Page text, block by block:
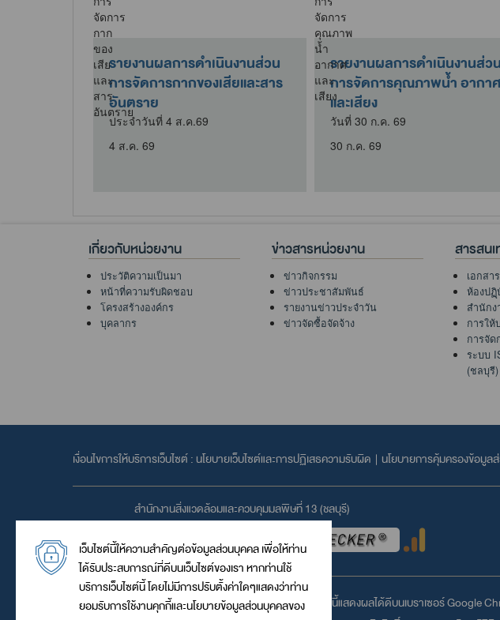
รายงานผลการดำเนินงานส่วน
การจัดการกากของเสียและสาร
อันตราย
ประจำวันที่ 4 ส.ค.69
4 ส.ค. 69
รายงานผลการดำเนินงานส่วน
การจัดการคุณภาพน้ำ อากาศ
และเสียง
วันที่ 30 ก.ค. 69
30 ก.ค. 69
เกี่ยวกับหน่วยงาน
ประวัติความเป็นมา
หน้าที่ความรับผิดชอบ
โครงสร้างองค์กร
บุคลากร
ข่าวสารหน่วยงาน
ข่าวกิจกรรม
ข่าวประชาสัมพันธ์
รายงานข่าวประจำวัน
ข่าวจัดซื้อจัดจ้าง
สารสน
เอกสา
ห้องปฏฺิ
สำนักง
การให้
การจัด
ระบบ
(ชลบุรี)
เงื่อนไขการให้บริการเว็บไซต์ : นโยบายเว็บไซต์และการปฏิเสธความรับผิด | นโยบายการคุ้มครองข้อมูล
สำนักงานสิ่งแวดล้อมและควบคุมมลพิษที่ 13 (ชลบุรี)
เว็บไซต์นี้แสดงผลได้ดีบนเบราเซอร์Google
เว็บไซต์นี้ให้ความสำคัญต่อข้อมูลส่วนบุคคล เพื่อให้ท่าน
ได้รับประสบการณ์ที่ดีบนเว็บไซต์ของเรา หากท่านใช้
บริการเว็บไซต์นี้ โดยไม่มีการปรับตั้งค่าใดๆแสดงว่าท่าน
ยอมรับการใช้งานคุกกี้และนโยบายข้อมูลส่วนบุคคลของ